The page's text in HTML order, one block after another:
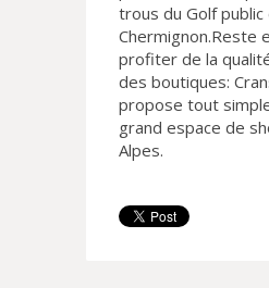
trous du Golf public
Chermignon.Reste
profiter de la
des boutiques:
propose tout
grand espace de
Alpes.